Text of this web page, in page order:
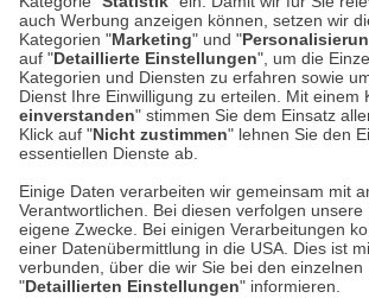
auch Werbung anzeigen können, setzen wir
Kategorien "Marketing" und "
auf "Detaillierte Einstellungen", um die
Kategorien und Diensten zu erfahren sowie
Dienst Ihre Einwilligung zu erteilen. Mit einem
einverstanden" stimmen Sie dem Einsatz
Klick auf "Nicht zustimmen" lehnen Sie den
essentiellen Dienste ab.
Einige Daten verarbeiten wir gemeinsam mit
Verantwortlichen. Bei diesen verfolgen unsere
eigene Zwecke. Bei einigen Verarbeitungen
einer Datenübermittlung in die USA. Dies ist
verbunden, über die wir Sie bei den einzelnen
"Detaillierten Einstellungen" informieren.
Montag bis Samstag 9:00 Uhr bis
weitere Information
Hier finden Sie uns im Netz
Cookie-Einstellungen in Ihrem Browser